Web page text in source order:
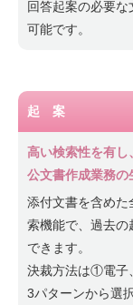
回答起案の必要
可能です。
起 案
高い検索性を有し
公文書作成業務の
添付文書を含めた
索機能で、過去の
できます。
決裁方法は①電子
3パターンから選